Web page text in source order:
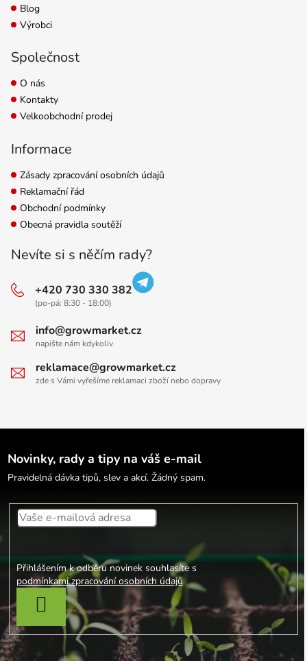
Blog
Výrobci
Společnost
O nás
Kontakty
Velkoobchodní prodej
Informace
Zásady zpracování osobních údajů
Reklamační řád
Obchodní podmínky
Obecná pravidla soutěží
Nevíte si s něčím rady?
+420 730 330 382
(po-pá: 8:30 - 18:00)
info@growmarket.cz
napište nám kdykoliv
reklamace@growmarket.cz
zde s Vámi vyřešíme reklamaci zboží nebo dopravy
Novinky, rady a tipy na váš e-mail
Pravidelná dávka tipů, slev a akcí. Žádný spam.
Přihlášením k odběru novinek souhlasíte s
podmínkami zpracování osobních údajů
PŘIHLÁSIT SE